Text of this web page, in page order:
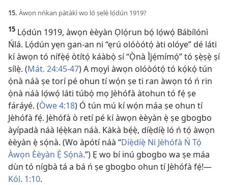
15. Àwọn nǹkan pàtàkì wo ló ṣẹlẹ̀ lọ́dún 1919?
15 Lọ́dún 1919, àwọn èèyàn Ọlọ́run bọ́ lọ́wọ́ Bábílónì
Ńlá. Lọ́dún yẹn gan-an ni “ẹrú olóòótọ́ àti olóye” dé láti
kí àwọn tó nífẹ̀ẹ́ òtítọ́ káàbọ̀ sí “Ọ̀nà Ìjẹ́mímọ́” tó ṣẹ̀ṣẹ̀ ṣí
sílẹ̀. (Mát. 24:45-47) A mọyì àwọn olóòótọ́ tó kọ́kọ́ tún
ọ̀nà náà ṣe torí pé ohun tí wọ́n ṣe ti ran àwọn tó ń rin
ọ̀nà náà lọ́wọ́ láti túbọ̀ mọ Jèhófà àtohun tó fẹ́ ṣe
fáráyé. (Òwe 4:18) Ó tún mú kí wọ́n máa ṣe ohun tí
Jèhófà fẹ́. Jèhófà ò retí pé kí àwọn èèyàn ẹ̀ ṣe gbogbo
àyípadà náà lẹ́ẹ̀kan náà. Kàkà bẹ́ẹ̀, díẹ̀díẹ̀ ló ń tọ́ àwọn
èèyàn ẹ̀ sọ́nà. (Wo àpótí náà “Díẹ̀díẹ̀ Ni Jèhófà Ń Tọ́
Àwọn Èèyàn Ẹ̀ Sọ́nà.”) Ẹ wo bí inú gbogbo wa ṣe máa
dùn tó nígbà tá a bá ń ṣe gbogbo ohun tí Jèhófà fẹ́!​—
Kól. 1:10.